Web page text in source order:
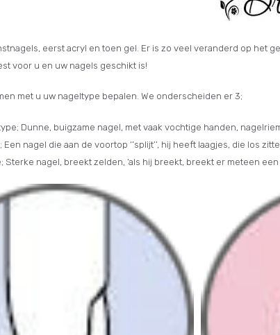
eerst acryl en toen gel. Er is zo veel veranderd op het
voor u en uw nagels geschikt is!
met u uw nageltype bepalen. We onderscheiden er 3;
Dunne, buigzame nagel, met vaak vochtige handen,
nagel die aan de voortop ‘’splijt’’, hij heeft laagjes, die los
Sterke nagel, breekt zelden, ‘als hij breekt, breekt er meteen